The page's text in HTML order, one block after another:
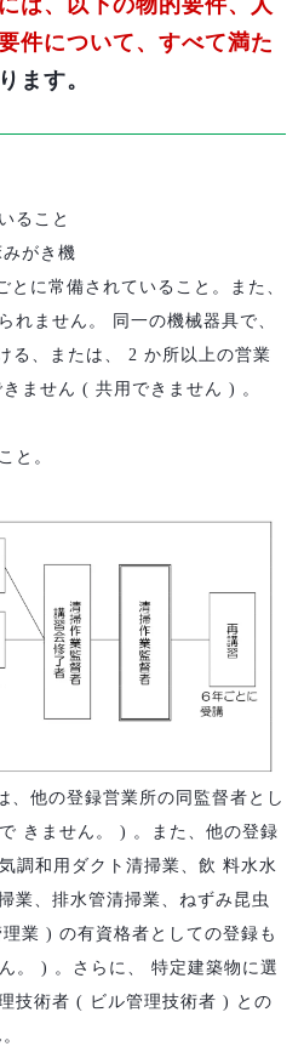
は、以下の物的要件、人
件について、すべて満た
ます。
ること
みがき機
とに常備されていること。また、
れません。
同一の機械器具で、
る、または、 2 か所以上の営業
ません ( 共用できません ) 。
と。
、他の登録営業所の同監督者とし
きません。 ) 。また、他の登録
調和用ダクト清掃業、飲 料水水
業、排水管清掃業、ねずみ昆虫
業 ) の有資格者としての登録も
。 ) 。さらに、
特定建築物に選
技術者 ( ビル管理技術者 ) との